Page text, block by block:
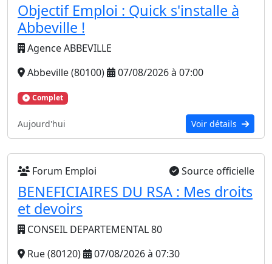
Objectif Emploi : Quick s'installe à
Abbeville !
Agence ABBEVILLE
Abbeville (80100)
07/08/2026 à 07:00
Complet
Aujourd'hui Voir détails
Forum Emploi Source officielle
BENEFICIAIRES DU RSA : Mes droits
et devoirs
CONSEIL DEPARTEMENTAL 80
Rue (80120)
07/08/2026 à 07:30